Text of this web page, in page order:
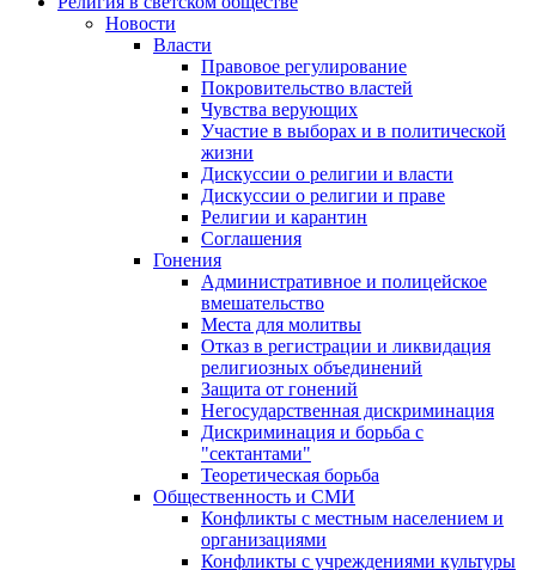
Новости
Власти
Правовое регулирование
Покровительство властей
Чувства верующих
Участие в выборах и в политической
жизни
Дискуссии о религии и власти
Дискуссии о религии и праве
Религии и карантин
Соглашения
Гонения
Административное и полицейское
вмешательство
Места для молитвы
Отказ в регистрации и ликвидация
религиозных объединений
Защита от гонений
Негосударственная дискриминация
Дискриминация и борьба с
"сектантами"
Теоретическая борьба
Общественность и СМИ
Конфликты с местным населением и
организациями
Конфликты с учреждениями культуры